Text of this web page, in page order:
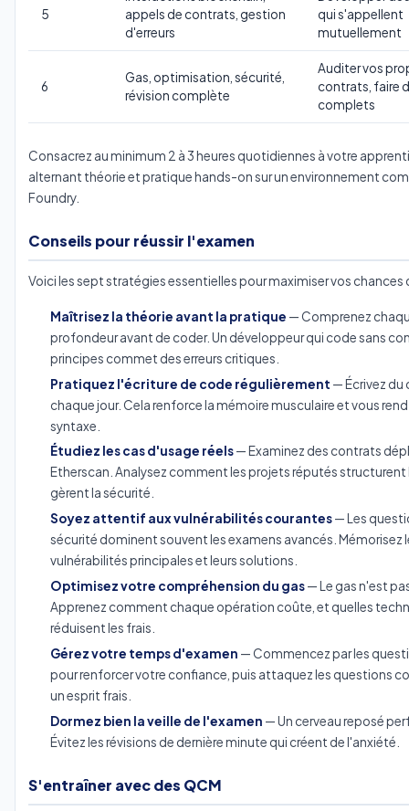
5
appels de contrats, gestion
d'erreurs
qui s'appellent
mutuellement
6
Gas, optimisation, sécurité,
révision complète
Auditer vos
contrats, faire
complets
Consacrez au minimum 2 à 3 heures quotidiennes à votre
alternant théorie et pratique hands-on sur un environnement
Foundry.
Conseils pour réussir l'examen
Voici les sept stratégies essentielles pour maximiser vos chances
Maîtrisez la théorie avant la pratique — Comprenez
profondeur avant de coder. Un développeur qui code sans
principes commet des erreurs critiques.
Pratiquez l'écriture de code régulièrement — Écrivez du
chaque jour. Cela renforce la mémoire musculaire et vous
syntaxe.
Étudiez les cas d'usage réels— Examinez des contrats
Etherscan. Analysez comment les projets réputés structurent
gèrent la sécurité.
Soyez attentif aux vulnérabilités courantes— Les
sécurité dominent souvent les examens avancés. Mémorisez
vulnérabilités principales et leurs solutions.
Optimisez votre compréhension du gas— Le gas n'est
Apprenez comment chaque opération coûte, et quelles
réduisent les frais.
Gérez votre temps d'examen — Commencez par les
pour renforcer votre confiance, puis attaquez les questions
un esprit frais.
Dormez bien la veille de l'examen — Un cerveau reposé
Évitez les révisions de dernière minute qui créent de l'anxiété.
S'entraîner avec des QCM